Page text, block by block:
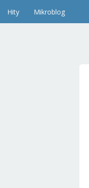
Hity Mikroblog